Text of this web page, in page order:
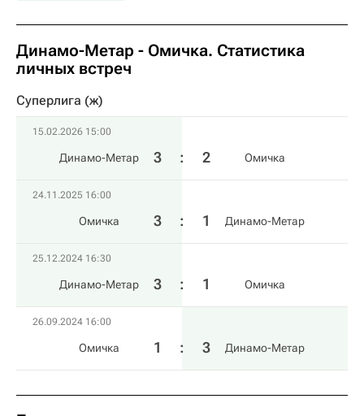
Динамо-Метар - Омичка. Статистика
личных встреч
Суперлига (ж)
15.02.2026 15:00
Динамо-Метар 3 : 2 Омичка
24.11.2025 16:00
Омичка 3 : 1 Динамо-Метар
25.12.2024 16:30
Динамо-Метар 3 : 1 Омичка
26.09.2024 16:00
Омичка 1 : 3 Динамо-Метар